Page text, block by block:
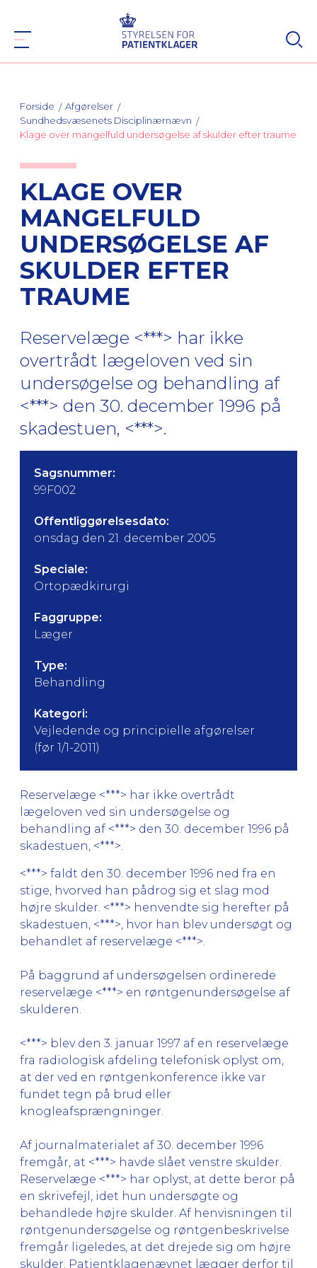
Forside
Afgørelser
Sundhedsvæsenets Disciplinærnævn
Klage over mangelfuld undersøgelse af skulder efter traume
KLAGE OVER
MANGELFULD
UNDERSØGELSE AF
SKULDER EFTER
TRAUME
Reservelæge <***> har ikke
overtrådt lægeloven ved sin
undersøgelse og behandling af
<***> den 30. december 1996 på
skadestuen, <***>.
Sagsnummer:
99F002
Offentliggørelsesdato:
onsdag den 21. december 2005
Speciale:
Ortopædkirurgi
Faggruppe:
Læger
Type:
Behandling
Kategori:
Vejledende og principielle afgørelser
(før 1/1-2011)
Reservelæge <***> har ikke overtrådt
lægeloven ved sin undersøgelse og
behandling af <***> den 30. december 1996 på
skadestuen, <***>.
<***> faldt den 30. december 1996 ned fra en
stige, hvorved han pådrog sig et slag mod
højre skulder. <***> henvendte sig herefter på
skadestuen, <***>, hvor han blev undersøgt og
behandlet af reservelæge <***>.
På baggrund af undersøgelsen ordinerede
reservelæge <***> en røntgenundersøgelse af
skulderen.
<***> blev den 3. januar 1997 af en reservelæge
fra radiologisk afdeling telefonisk oplyst om,
at der ved en røntgenkonference ikke var
fundet tegn på brud eller
knogleafsprængninger.
Af journalmaterialet af 30. december 1996
fremgår, at <***> havde slået venstre skulder.
Reservelæge <***> har oplyst, at dette beror på
en skrivefejl, idet hun undersøgte og
behandlede højre skulder. Af henvisningen til
røntgenundersøgelse og røntgenbeskrivelse
fremgår ligeledes, at det drejede sig om højre
skulder. Patientklagenævnet lægger derfor til